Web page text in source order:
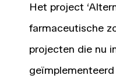
Het project
farmaceutische
projecten die nu